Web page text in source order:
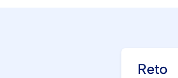
Reto